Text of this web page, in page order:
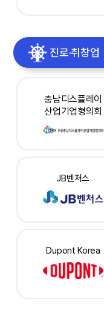
진로·취창업
충남디스플레이
산업기업형의회
JB벤처스
Dupont Korea